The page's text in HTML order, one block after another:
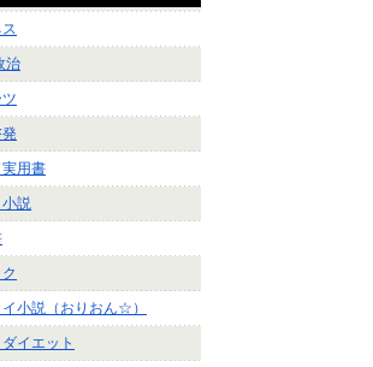
治
用書
説
小説（おりおん☆）
イエット